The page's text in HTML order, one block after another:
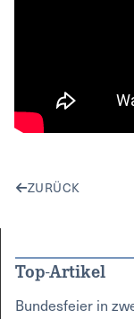
ZURÜCK
Top-Artikel
Bundesfeier in